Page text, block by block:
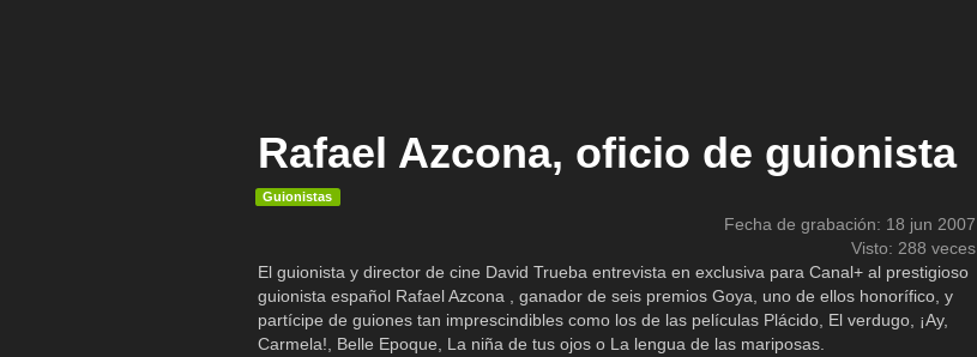
Rafael Azcona, oficio de guionista
Guionistas
Fecha de grabación: 18 jun 2007
Visto: 288 veces
El guionista y director de cine David Trueba entrevista en exclusiva para Canal+ al prestigioso
guionista español Rafael Azcona , ganador de seis premios Goya, uno de ellos honorífico, y
partícipe de guiones tan imprescindibles como los de las películas Plácido, El verdugo, ¡Ay,
Carmela!, Belle Epoque, La niña de tus ojos o La lengua de las mariposas.